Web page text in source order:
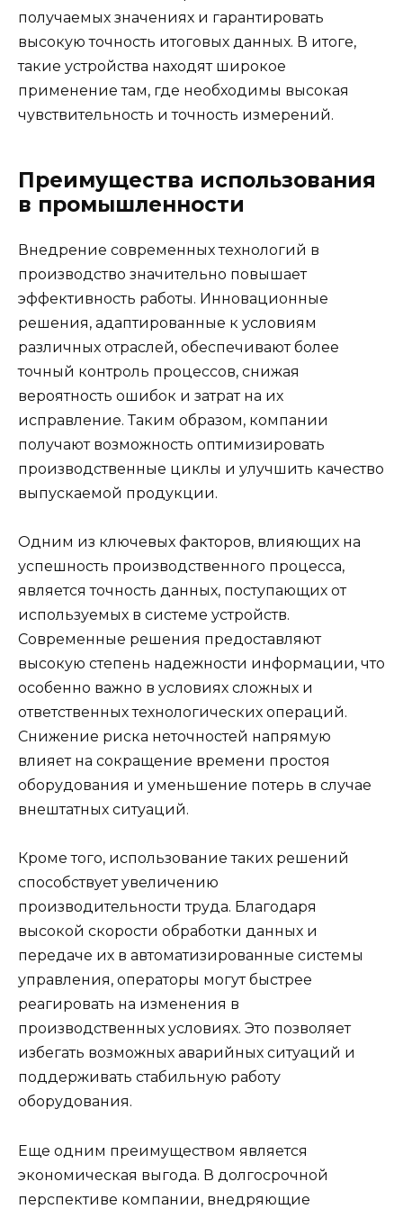
получаемых значениях и гарантировать
высокую точность итоговых данных. В итоге,
такие устройства находят широкое
применение там, где необходимы высокая
чувствительность и точность измерений.
Преимущества использования
в промышленности
Внедрение современных технологий в
производство значительно повышает
эффективность работы. Инновационные
решения, адаптированные к условиям
различных отраслей, обеспечивают более
точный контроль процессов, снижая
вероятность ошибок и затрат на их
исправление. Таким образом, компании
получают возможность оптимизировать
производственные циклы и улучшить качество
выпускаемой продукции.
Одним из ключевых факторов, влияющих на
успешность производственного процесса,
является точность данных, поступающих от
используемых в системе устройств.
Современные решения предоставляют
высокую степень надежности информации, что
особенно важно в условиях сложных и
ответственных технологических операций.
Снижение риска неточностей напрямую
влияет на сокращение времени простоя
оборудования и уменьшение потерь в случае
внештатных ситуаций.
Кроме того, использование таких решений
способствует увеличению
производительности труда. Благодаря
высокой скорости обработки данных и
передаче их в автоматизированные системы
управления, операторы могут быстрее
реагировать на изменения в
производственных условиях. Это позволяет
избегать возможных аварийных ситуаций и
поддерживать стабильную работу
оборудования.
Еще одним преимуществом является
экономическая выгода. В долгосрочной
перспективе компании, внедряющие